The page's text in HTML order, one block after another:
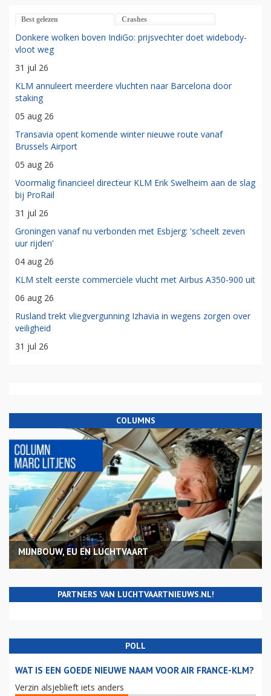
Best gelezen Crashes
Donkere wolken boven IndiGo: prijsvechter doet widebody-
vloot weg
31 jul 26
KLM annuleert meerdere vluchten naar Barcelona door
staking
05 aug 26
Transavia opent komende winter nieuwe route vanaf
Brussels Airport
05 aug 26
Voormalig financieel directeur KLM Erik Swelheim aan de slag
bij ProRail
31 jul 26
Groningen vanaf nu verbonden met Esbjerg: 'scheelt zeven
uur rijden'
04 aug 26
KLM stelt eerste commerciële vlucht met Airbus A350-900 uit
06 aug 26
Rusland trekt vliegvergunning Izhavia in wegens zorgen over
veiligheid
31 jul 26
COLUMNS
MIJNBOUW, EU EN LUCHTVAART
PARTNERS VAN LUCHTVAARTNIEUWS.NL!
POLL
WAT IS EEN GOEDE NIEUWE NAAM VOOR AIR FRANCE-KLM?
Verzin alsjeblieft iets anders